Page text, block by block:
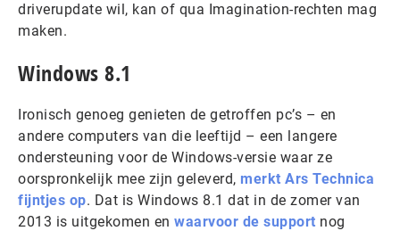
driverupdate wil, kan of qua Imagination-rechten mag
maken.
Windows 8.1
Ironisch genoeg genieten de getroffen pc’s – en
andere computers van die leeftijd – een langere
ondersteuning voor de Windows-versie waar ze
oorspronkelijk mee zijn geleverd, merkt Ars Technica
fijntjes op. Dat is Windows 8.1 dat in de zomer van
2013 is uitgekomen en waarvoor de support nog